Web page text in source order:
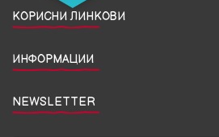
КОРИСНИ ЛИНКОВИ
ИНФОРМАЦИИ
NEWSLETTER